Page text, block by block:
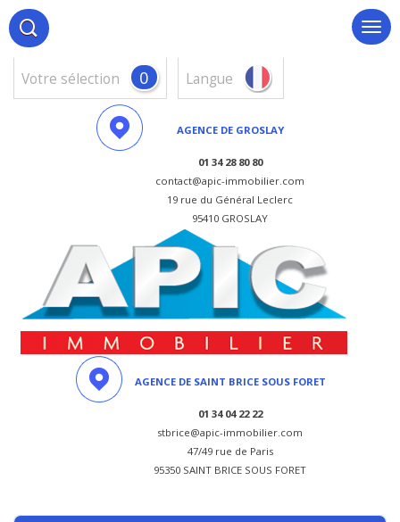
votre sélection 0 Langue
AGENCE DE GROSLAY
01 34 28 80 80
contact@apic-immobilier.com
19 rue du Général Leclerc
95410 GROSLAY
AGENCE DE SAINT BRICE SOUS FORET
01 34 04 22 22
stbrice@apic-immobilier.com
47/49 rue de Paris
95350 SAINT BRICE SOUS FORET